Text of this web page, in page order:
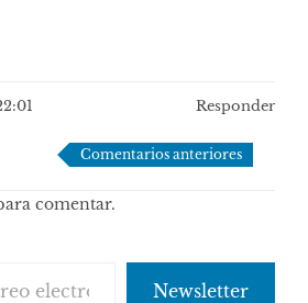
Responder
Comentarios anteriores
comentar.
Newsletter